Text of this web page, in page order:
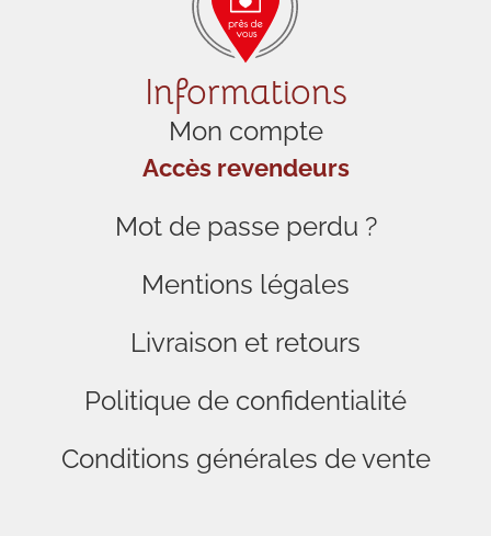
Informations
Mon compte
Accès revendeurs
Mot de passe perdu ?
Mentions légales
Livraison et retours
Politique de confidentialité
Conditions générales de vente